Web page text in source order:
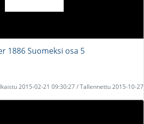
1886 Suomeksi osa 5
2015-02-21 09:30:27 / Tallennettu 2015-10-27